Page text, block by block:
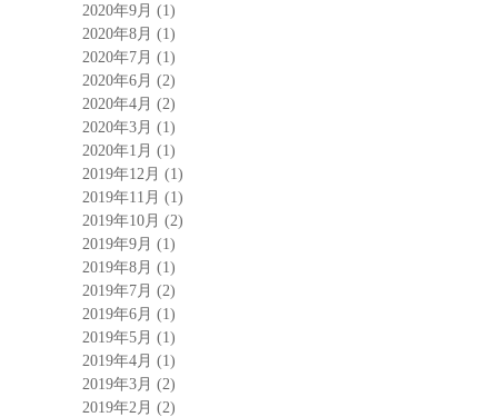
2020年9月 (1)
2020年8月 (1)
2020年7月 (1)
2020年6月 (2)
2020年4月 (2)
2020年3月 (1)
2020年1月 (1)
2019年12月 (1)
2019年11月 (1)
2019年10月 (2)
2019年9月 (1)
2019年8月 (1)
2019年7月 (2)
2019年6月 (1)
2019年5月 (1)
2019年4月 (1)
2019年3月 (2)
2019年2月 (2)